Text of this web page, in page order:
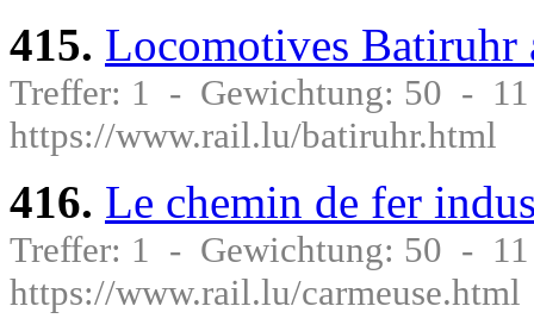
415. Locomotives Batiruhr
Treffer: 1 - Gewichtung: 50 -
https://www.rail.lu/batiruhr.html
416. Le chemin de fer
Treffer: 1 - Gewichtung: 50 -
https://www.rail.lu/carmeuse.html